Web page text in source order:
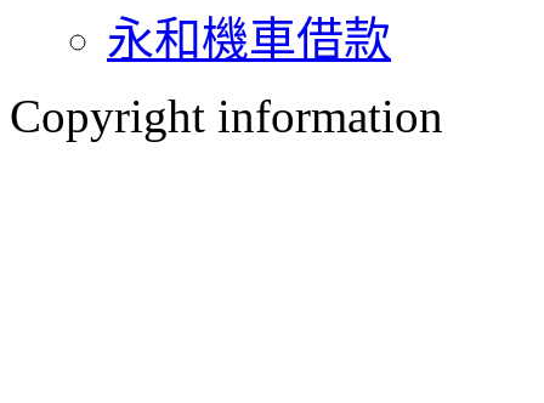
永和機車借款
Copyright information